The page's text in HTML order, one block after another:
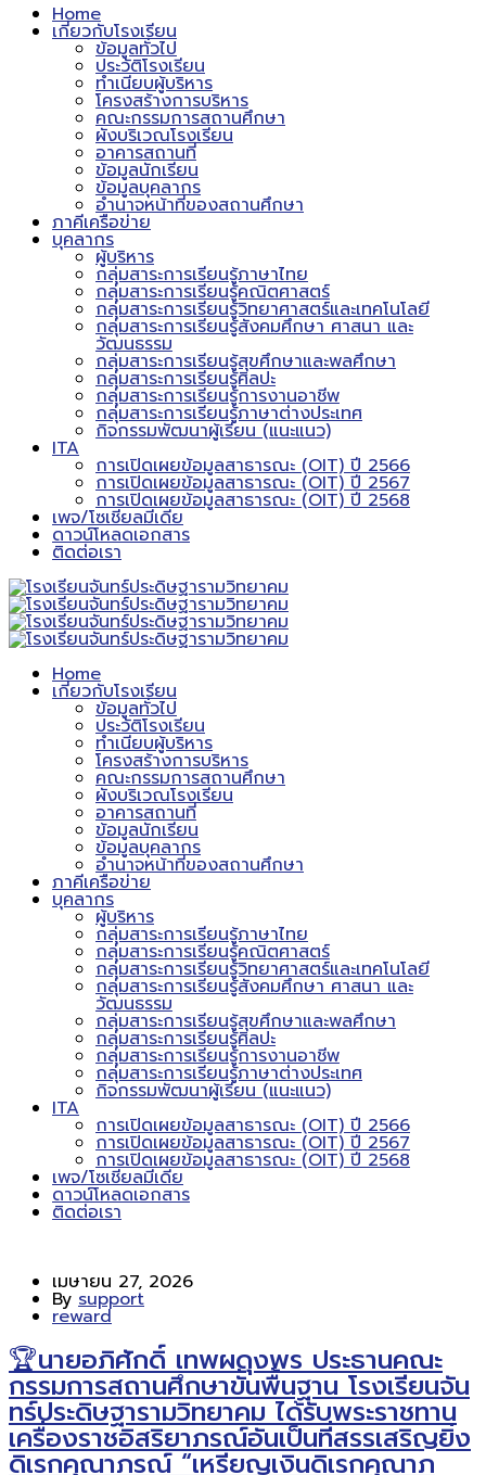
Home
เกี่ยวกับโรงเรียน
ข้อมูลทั่วไป
ประวัติโรงเรียน
ทำเนียบผู้บริหาร
โครงสร้างการบริหาร
คณะกรรมการสถานศึกษา
ผังบริเวณโรงเรียน
อาคารสถานที่
ข้อมูลนักเรียน
ข้อมูลบุคลากร
อำนาจหน้าที่ของสถานศึกษา
ภาคีเครือข่าย
บุคลากร
ผู้บริหาร
กลุ่มสาระการเรียนรู้ภาษาไทย
กลุ่มสาระการเรียนรู้คณิตศาสตร์
กลุ่มสาระการเรียนรู้วิทยาศาสตร์และเทคโนโลยี
กลุ่มสาระการเรียนรู้สังคมศึกษา ศาสนา และ
วัฒนธรรม
กลุ่มสาระการเรียนรู้สุขศึกษาและพลศึกษา
กลุ่มสาระการเรียนรู้ศิลปะ
กลุ่มสาระการเรียนรู้การงานอาชีพ
กลุ่มสาระการเรียนรู้ภาษาต่างประเทศ
กิจกรรมพัฒนาผู้เรียน (แนะแนว)
ITA
การเปิดเผยข้อมูลสาธารณะ (OIT) ปี 2566
การเปิดเผยข้อมูลสาธารณะ (OIT) ปี 2567
การเปิดเผยข้อมูลสาธารณะ (OIT) ปี 2568
เพจ/โซเชียลมีเดีย
ดาวน์โหลดเอกสาร
ติดต่อเรา
Home
เกี่ยวกับโรงเรียน
ข้อมูลทั่วไป
ประวัติโรงเรียน
ทำเนียบผู้บริหาร
โครงสร้างการบริหาร
คณะกรรมการสถานศึกษา
ผังบริเวณโรงเรียน
อาคารสถานที่
ข้อมูลนักเรียน
ข้อมูลบุคลากร
อำนาจหน้าที่ของสถานศึกษา
ภาคีเครือข่าย
บุคลากร
ผู้บริหาร
กลุ่มสาระการเรียนรู้ภาษาไทย
กลุ่มสาระการเรียนรู้คณิตศาสตร์
กลุ่มสาระการเรียนรู้วิทยาศาสตร์และเทคโนโลยี
กลุ่มสาระการเรียนรู้สังคมศึกษา ศาสนา และ
วัฒนธรรม
กลุ่มสาระการเรียนรู้สุขศึกษาและพลศึกษา
กลุ่มสาระการเรียนรู้ศิลปะ
กลุ่มสาระการเรียนรู้การงานอาชีพ
กลุ่มสาระการเรียนรู้ภาษาต่างประเทศ
กิจกรรมพัฒนาผู้เรียน (แนะแนว)
ITA
การเปิดเผยข้อมูลสาธารณะ (OIT) ปี 2566
การเปิดเผยข้อมูลสาธารณะ (OIT) ปี 2567
การเปิดเผยข้อมูลสาธารณะ (OIT) ปี 2568
เพจ/โซเชียลมีเดีย
ดาวน์โหลดเอกสาร
ติดต่อเรา
เมษายน 27, 2026
By support
reward
🏆นายอภิศักดิ์ เทพผดุงพร ประธานคณะ
กรรมการสถานศึกษาขั้นพื้นฐาน โรงเรียนจัน
ทร์ประดิษฐารามวิทยาคม ได้รับพระราชทาน
เครื่องราชอิสริยาภรณ์อันเป็นที่สรรเสริญยิ่ง
ดิเรกคุณาภรณ์ “เหรียญเงินดิเรกคุณาภ